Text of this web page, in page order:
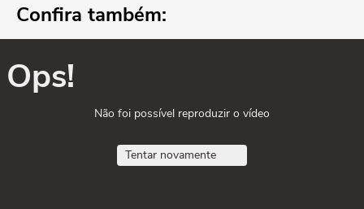
Confira também:
Ops!
Não foi possível reproduzir o vídeo
Tentar novamente